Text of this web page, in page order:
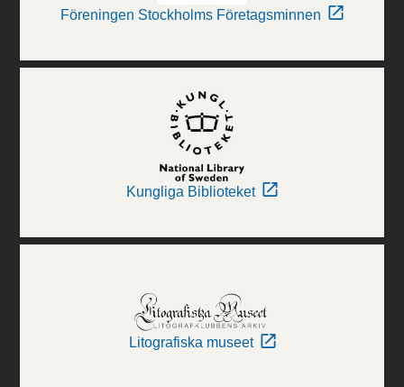
Föreningen Stockholms Företagsminnen
Kungliga Biblioteket
Litografiska museet